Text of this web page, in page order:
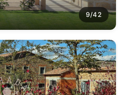
9/42